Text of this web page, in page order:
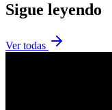
Sigue leyendo
Ver todas